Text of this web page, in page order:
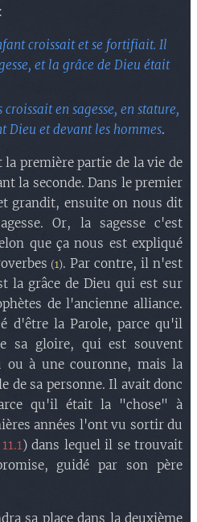
croissait et se fortifiait. Il
et la grâce de Dieu était
croissait en sagesse, en stature,
Dieu et devant les hommes.
première partie de la vie de
la seconde. Dans le premier
grandit, ensuite on nous dit
Or, la sagesse c'est
que ça nous est expliqué
(1). Par contre, il n'est
la grâce de Dieu qui est sur
de l'ancienne alliance.
d'être la Parole, parce qu'il
sa gloire, qui est souvent
ou à une couronne, mais la
de sa personne. Il avait donc
qu'il était la "chose" à
années l'ont vu sortir du
) dans lequel il se trouvait
guidé par son père
sa place dans la deuxième